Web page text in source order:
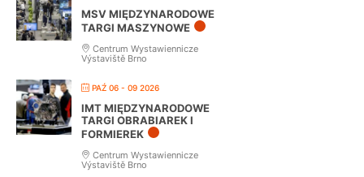
MSV MIĘDZYNARODOWE
TARGI MASZYNOWE
Centrum Wystawiennicze
Výstaviště Brno
PAŹ 06 - 09 2026
IMT MIĘDZYNARODOWE
TARGI OBRABIAREK I
FORMIEREK
Centrum Wystawiennicze
Výstaviště Brno